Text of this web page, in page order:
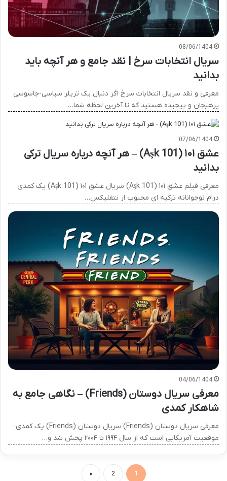
08/06/1404
سریال انتخابات سرخ | نقد جامع و هر آنچه باید
بدانید
معرفی و نقد سریال انتخابات سرخ اگر دنبال یک تریلر سیاسی-جاسوسی
پرهیجان و پیچیده هستید که تا آخرین لحظه شما…
07/06/1404
عشق ۱۰۱ (Aşk 101) – هر آنچه درباره سریال ترکی
بدانید
معرفی فیلم عشق ۱۰۱ (Aşk 101) سریال عشق ۱۰۱ (Aşk 101) یک کمدی
درام نوجوانانه ترکیه ای محبوب از نتفلیکس…
04/06/1404
معرفی سریال دوستان (Friends) – نگاهی جامع به
شاهکار کمدی
معرفی سریال دوستان (Friends) سریال دوستان (Friends) یک کمدی-
موقعیت آمریکایی است که از سال ۱۹۹۴ تا ۲۰۰۴ پخش شد و…
1
2
»